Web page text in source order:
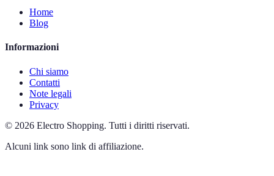
Home
Blog
Informazioni
Chi siamo
Contatti
Note legali
Privacy
© 2026 Electro Shopping. Tutti i diritti riservati.
Alcuni link sono link di affiliazione.